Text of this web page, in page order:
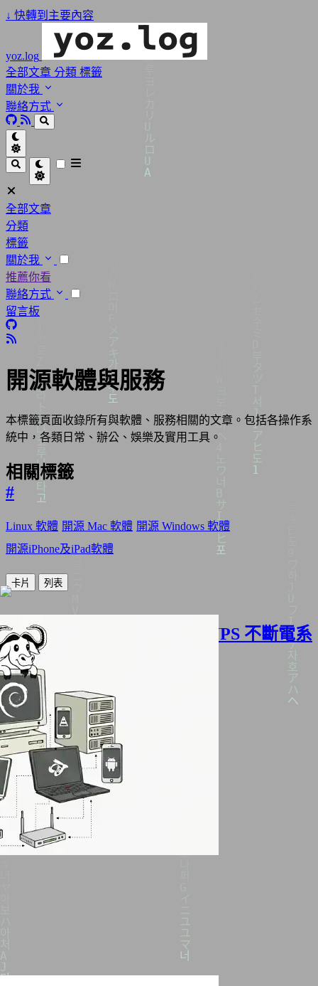
↓ 快轉到主要內容
yoz.log
全部文章 分類 標籤
關於我
聯絡方式
全部文章
分類
標籤
關於我
推薦你看
聯絡方式
留言板
開源軟體與服務
本標籤頁面收錄所有與軟體、服務相關的文章。包括各操作系
統中，各類日常、辦公、娛樂及實用工具。
相關標籤
#
Linux 軟體 開源 Mac 軟體 開源 Windows 軟體
開源iPhone及iPad軟體
卡片 列表
在 Linux 上安裝 NUT 管理 UPS 不斷電系
統
2026年04月29日·3030 字
分類:
Home Lab 數位硬體設備
標籤:開源軟體與服務